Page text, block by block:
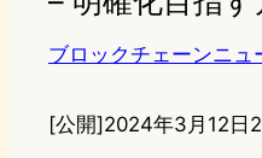
ブロックチェーンニュ
[公開]2024年3月12日